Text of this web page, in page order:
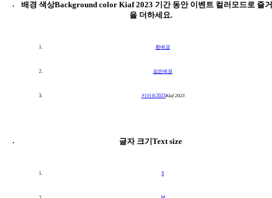
배경 색상Background color Kiaf 2023 기간 동안 이벤트 컬러모드로 즐
을 더하세요.
흰배경
검은배경
키아프2023Kiaf 2023
글자 크기 Text size
S